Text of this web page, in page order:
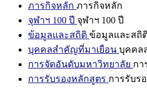
ภารกิจหลัก ภารกิจหลัก
จุฬาฯ 100 ปี จุฬาฯ 100 ปี
ข้อมูลและสถิติ ข้อมูลและสถิ
บุคคลสำคัญที่มาเยือน บุคคล
การจัดอันดับมหาวิทยาลัย กา
การรับรองหลักสูตร การรับร